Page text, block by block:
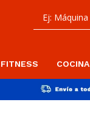
FITNESS COCINA